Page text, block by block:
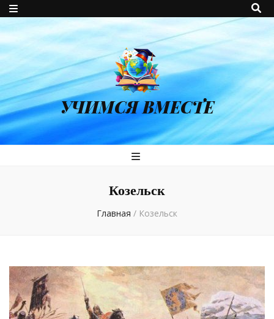
УЧИМСЯ ВМЕСТЕ
Козельск
Главная / Козельск